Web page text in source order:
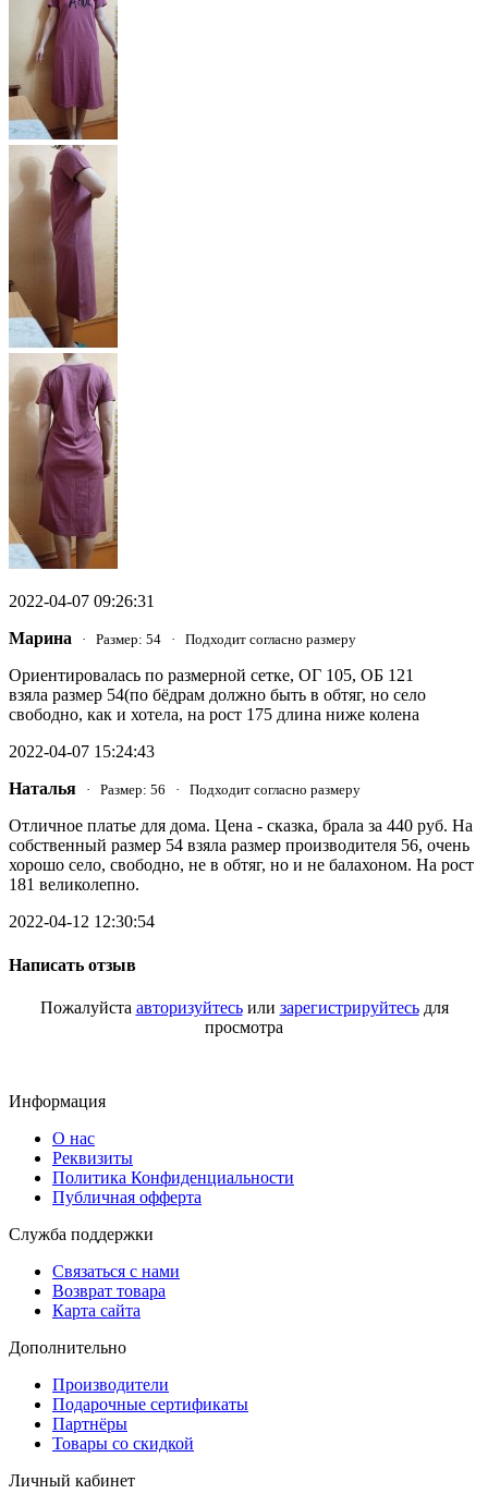
2022-04-07 09:26:31
Марина · Размер: 54 · Подходит согласно размеру
Ориентировалась по размерной сетке, ОГ 105, ОБ 121
взяла размер 54(по бёдрам должно быть в обтяг, но село
свободно, как и хотела, на рост 175 длина ниже колена
2022-04-07 15:24:43
Наталья · Размер: 56 · Подходит согласно размеру
Отличное платье для дома. Цена - сказка, брала за 440 руб. На
собственный размер 54 взяла размер производителя 56, очень
хорошо село, свободно, не в обтяг, но и не балахоном. На рост
181 великолепно.
2022-04-12 12:30:54
Написать отзыв
Пожалуйста авторизуйтесьили зарегистрируйтесьдля
просмотра
Информация
О нас
Реквизиты
Политика Конфиденциальности
Публичная офферта
Служба поддержки
Связаться с нами
Возврат товара
Карта сайта
Дополнительно
Производители
Подарочные сертификаты
Партнёры
Товары со скидкой
Личный кабинет